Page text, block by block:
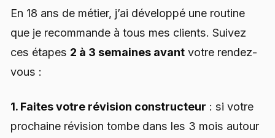
En 18 ans de métier, j’ai développé une routine
que je recommande à tous mes clients. Suivez
ces étapes 2 à 3 semaines avant votre rendez-
vous :
1. Faites votre révision constructeur : si votre
prochaine révision tombe dans les 3 mois autour